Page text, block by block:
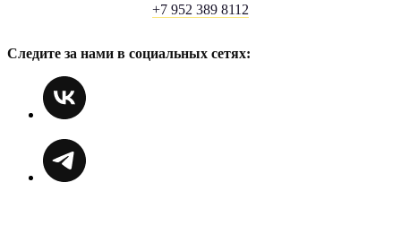
+7 952 389 8112
Следите за нами в социальных сетях: